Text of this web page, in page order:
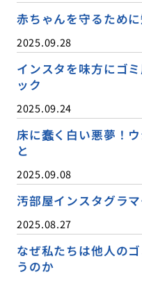
赤ちゃんを守るため
2025.09.28
インスタを味方にゴ
ック
2025.09.24
床に蠢く白い悪夢！
と
2025.09.08
汚部屋インスタグラ
2025.08.27
なぜ私たちは他人の
うのか